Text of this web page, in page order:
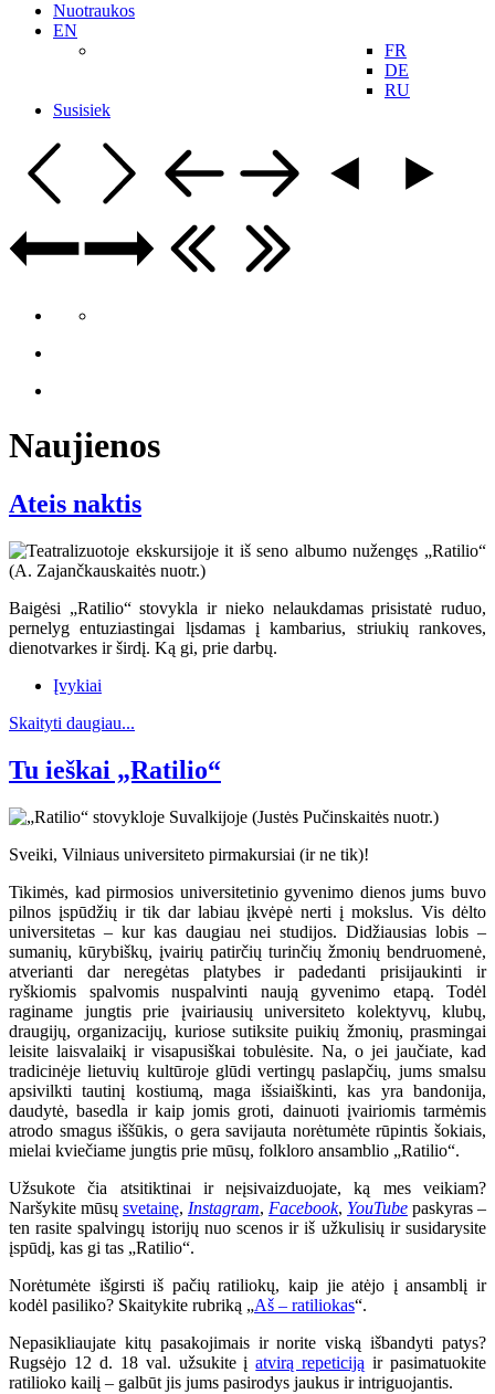
Nuotraukos
EN
FR
DE
RU
Susisiek
Naujienos
Ateis naktis
Baigėsi „Ratilio“ stovykla ir nieko nelaukdamas prisistatė ruduo,
pernelyg entuziastingai lįsdamas į kambarius, striukių rankoves,
dienotvarkes ir širdį. Ką gi, prie darbų.
Įvykiai
Skaityti daugiau...
Tu ieškai „Ratilio“
Sveiki, Vilniaus universiteto pirmakursiai (ir ne tik)!
Tikimės, kad pirmosios universitetinio gyvenimo dienos jums buvo
pilnos įspūdžių ir tik dar labiau įkvėpė nerti į mokslus. Vis dėlto
universitetas – kur kas daugiau nei studijos. Didžiausias lobis –
sumanių, kūrybiškų, įvairių patirčių turinčių žmonių bendruomenė,
atverianti dar neregėtas platybes ir padedanti prisijaukinti ir
ryškiomis spalvomis nuspalvinti naują gyvenimo etapą. Todėl
raginame jungtis prie įvairiausių universiteto kolektyvų, klubų,
draugijų, organizacijų, kuriose sutiksite puikių žmonių, prasmingai
leisite laisvalaikį ir visapusiškai tobulėsite. Na, o jei jaučiate, kad
tradicinėje lietuvių kultūroje glūdi vertingų paslapčių, jums smalsu
apsivilkti tautinį kostiumą, maga išsiaiškinti, kas yra bandonija,
daudytė, basedla ir kaip jomis groti, dainuoti įvairiomis tarmėmis
atrodo smagus iššūkis, o gera savijauta norėtumėte rūpintis šokiais,
mielai kviečiame jungtis prie mūsų, folkloro ansamblio „Ratilio“.
Užsukote čia atsitiktinai ir neįsivaizduojate, ką mes veikiam?
Naršykite mūsų svetainę, Instagram, Facebook, YouTube paskyras –
ten rasite spalvingų istorijų nuo scenos ir iš užkulisių ir susidarysite
įspūdį, kas gi tas „Ratilio“.
Norėtumėte išgirsti iš pačių ratiliokų, kaip jie atėjo į ansamblį ir
kodėl pasiliko? Skaitykite rubriką „Aš – ratiliokas“.
Nepasikliaujate kitų pasakojimais ir norite viską išbandyti patys?
Rugsėjo 12 d. 18 val. užsukite įatvirą repeticiją ir pasimatuokite
ratilioko kailį – galbūt jis jums pasirodys jaukus ir intriguojantis.